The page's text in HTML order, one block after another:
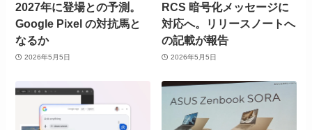
2027年に登場との予測。
Google Pixel の対抗馬と
なるか
2026年5月5日
RCS 暗号化メッセージに
対応へ。リリースノートへ
の記載が報告
2026年5月5日